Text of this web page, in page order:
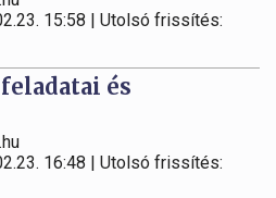
15:58 | Utolsó frissítés:
és
16:48 | Utolsó frissítés: